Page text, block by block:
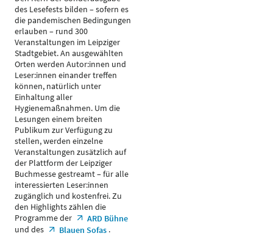
des Lesefests bilden – sofern es
die pandemischen Bedingungen
erlauben – rund 300
Veranstaltungen im Leipziger
Stadtgebiet. An ausgewählten
Orten werden Autor:innen und
Leser:innen einander treffen
können, natürlich unter
Einhaltung aller
Hygienemaßnahmen. Um die
Lesungen einem breiten
Publikum zur Verfügung zu
stellen, werden einzelne
Veranstaltungen zusätzlich auf
der Plattform der Leipziger
Buchmesse gestreamt – für alle
interessierten Leser:innen
zugänglich und kostenfrei. Zu
den Highlights zählen die
Programme der
ARD Bühne
und des
Blauen Sofas.